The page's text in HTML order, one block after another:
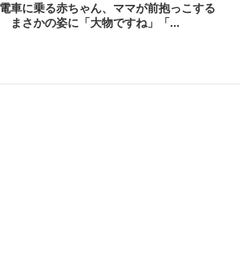
車に乗る赤ちゃん、ママが前抱っこする
さかの姿に「大物ですね」「...